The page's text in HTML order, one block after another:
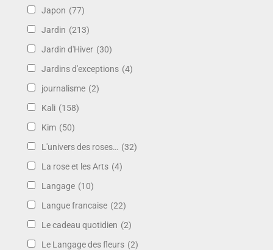
Japon (77)
Jardin (213)
Jardin d'Hiver (30)
Jardins d'exceptions (4)
journalisme (2)
Kali (158)
Kim (50)
L'univers des roses… (32)
La rose et les Arts (4)
Langage (10)
Langue francaise (22)
Le cadeau quotidien (2)
Le Langage des fleurs (2)